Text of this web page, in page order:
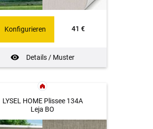
41 €
Details / Muster
Konfigurieren
LYSEL HOME Plissee 134A
Leja BO